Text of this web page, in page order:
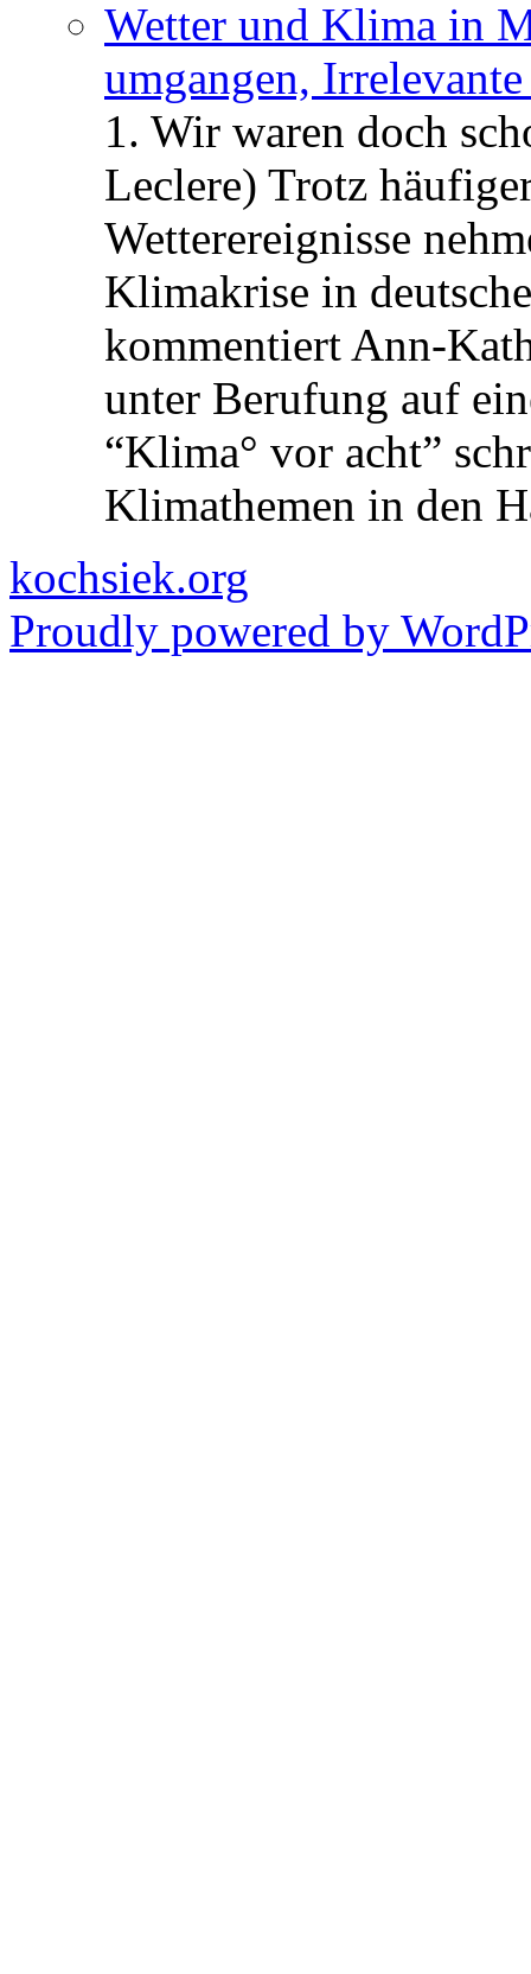
Wetter und Klima in
umgangen,
1. Wir waren doch
Leclere) Trotz
Wetterereignisse
Klimakrise in
kommentiert Ann-
unter Berufung auf
“Klima° vor acht”
Klimathemen in den
kochsiek.org
Proudly powered by